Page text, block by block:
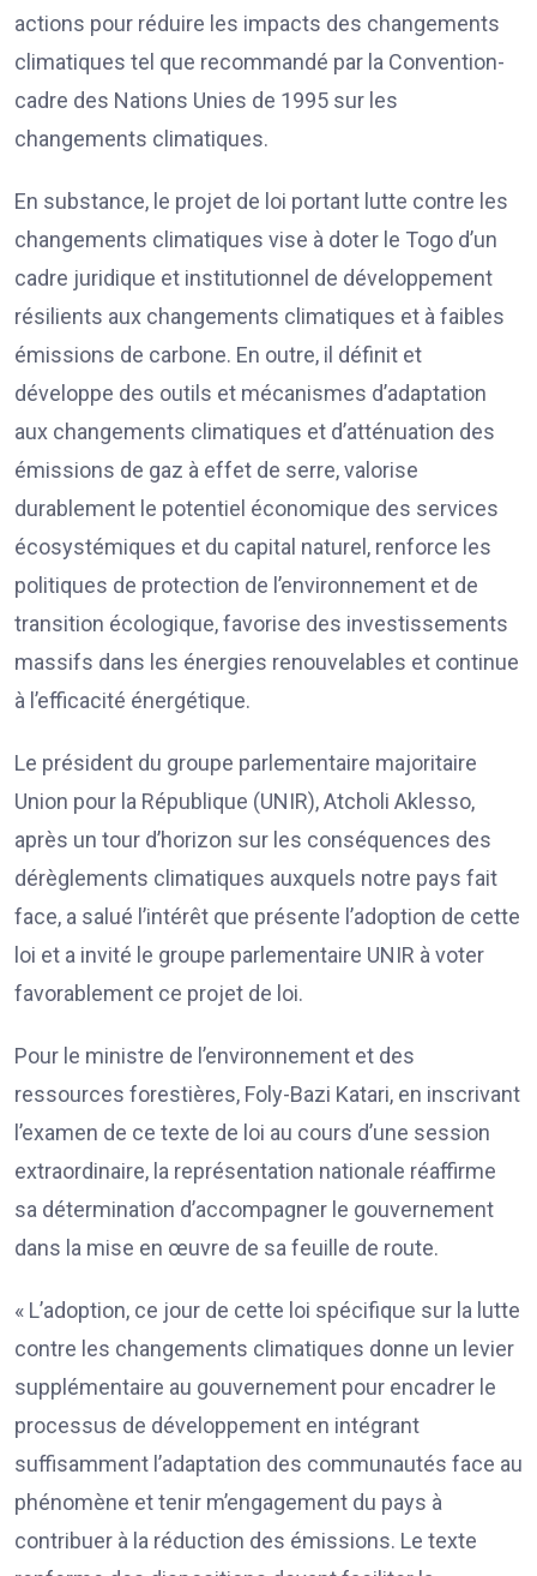
actions pour réduire les impacts des changements
climatiques tel que recommandé par la Convention-
cadre des Nations Unies de 1995 sur les
changements climatiques.
En substance, le projet de loi portant lutte contre les
changements climatiques vise à doter le Togo d’un
cadre juridique et institutionnel de développement
résilients aux changements climatiques et à faibles
émissions de carbone. En outre, il définit et
développe des outils et mécanismes d’adaptation
aux changements climatiques et d’atténuation des
émissions de gaz à effet de serre, valorise
durablement le potentiel économique des services
écosystémiques et du capital naturel, renforce les
politiques de protection de l’environnement et de
transition écologique, favorise des investissements
massifs dans les énergies renouvelables et continue
à l’efficacité énergétique.
Le président du groupe parlementaire majoritaire
Union pour la République (UNIR), Atcholi Aklesso,
après un tour d’horizon sur les conséquences des
dérèglements climatiques auxquels notre pays fait
face, a salué l’intérêt que présente l’adoption de cette
loi et a invité le groupe parlementaire UNIR à voter
favorablement ce projet de loi.
Pour le ministre de l’environnement et des
ressources forestières, Foly-Bazi Katari, en inscrivant
l’examen de ce texte de loi au cours d’une session
extraordinaire, la représentation nationale réaffirme
sa détermination d’accompagner le gouvernement
dans la mise en œuvre de sa feuille de route.
« L’adoption, ce jour de cette loi spécifique sur la lutte
contre les changements climatiques donne un levier
supplémentaire au gouvernement pour encadrer le
processus de développement en intégrant
suffisamment l’adaptation des communautés face au
phénomène et tenir m’engagement du pays à
contribuer à la réduction des émissions. Le texte